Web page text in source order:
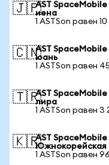
🇯🇵AST
иена
1 ASTSon равен
🇨🇳AST
юань
1 ASTSon равен
🇹🇷AST
лира
1 ASTSon равен 3
🇰🇷AST
Южнокорейская
1 ASTSon равен